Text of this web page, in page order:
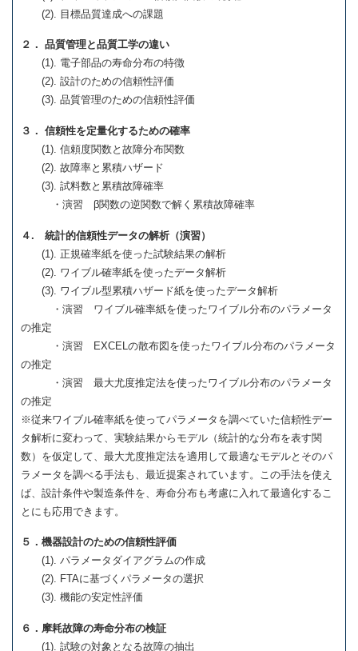
(2). 目標品質達成への課題
２． 品質管理と品質工学の違い
(1). 電子部品の寿命分布の特徴
(2). 設計のための信頼性評価
(3). 品質管理のための信頼性評価
３． 信頼性を定量化するための確率
(1). 信頼度関数と故障分布関数
(2). 故障率と累積ハザード
(3). 試料数と累積故障確率
・演習 β関数の逆関数で解く累積故障確率
４. 統計的信頼性データの解析（演習）
(1). 正規確率紙を使った試験結果の解析
(2). ワイブル確率紙を使ったデータ解析
(3). ワイブル型累積ハザード紙を使ったデータ解析
・演習 ワイブル確率紙を使ったワイブル分布のパラメータ
の推定
・演習 EXCELの散布図を使ったワイブル分布のパラメータ
の推定
・演習 最大尤度推定法を使ったワイブル分布のパラメータ
の推定
※従来ワイブル確率紙を使ってパラメータを調べていた信頼性デー
タ解析に変わって、実験結果からモデル（統計的な分布を表す関
数）を仮定して、最大尤度推定法を適用して最適なモデルとそのパ
ラメータを調べる手法も、最近提案されています。この手法を使え
ば、設計条件や製造条件を、寿命分布も考慮に入れて最適化するこ
とにも応用できます。
５．機器設計のための信頼性評価
(1). パラメータダイアグラムの作成
(2). FTAに基づくパラメータの選択
(3). 機能の安定性評価
６．摩耗故障の寿命分布の検証
(1). 試験の対象となる故障の抽出